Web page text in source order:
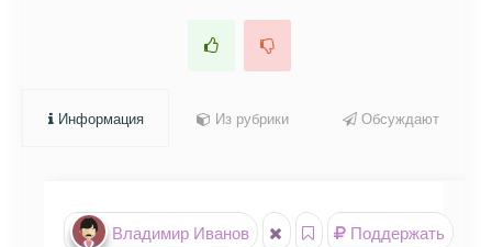
Информация Из рубрики Обсуждают
Владимир Иванов Поддержать